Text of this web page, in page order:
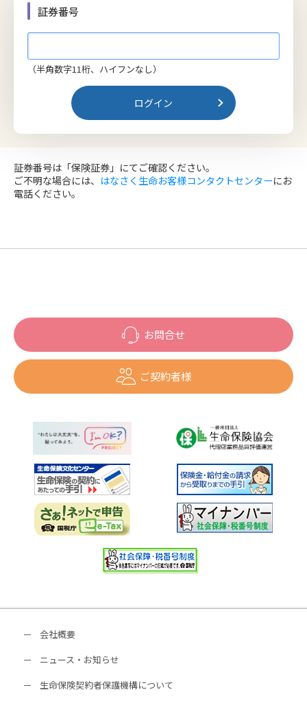
証券番号
（半角数字11桁、ハイフンなし）
証券番号は「保険証券」にてご確認ください。
ご不明な場合には、 はなさく生命お客様コンタクトセンターにお
電話ください。
お問合せ
ご契約者様
会社概要
ニュース・お知らせ
生命保険契約者保護機構について